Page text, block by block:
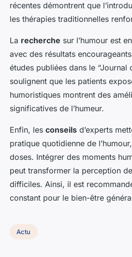
récentes démontrent que
les thérapies traditionnelles
La recherche sur l’humour est
avec des résultats
études publiées dans le “Journal
soulignent que les patients
humoristiques montrent des
significatives de l’humeur.
Enfin, les conseils d’experts
pratique quotidienne de
doses. Intégrer des moments
peut transformer la perception
difficiles. Ainsi, il est
constant pour le bien-être
Actu